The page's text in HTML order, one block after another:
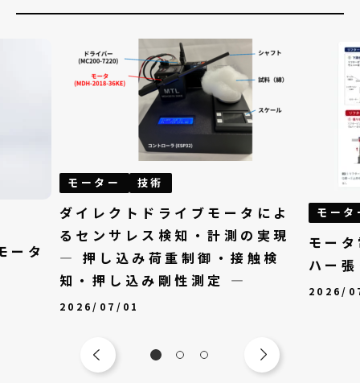
ータ
モーター 技術
ダイレクトドライブモータによ
るセンサレス検知・計測の実現
— 押し込み荷重制御・接触検
知・押し込み剛性測定 —
2026/07/01
モータ
モー
ハー
2026/